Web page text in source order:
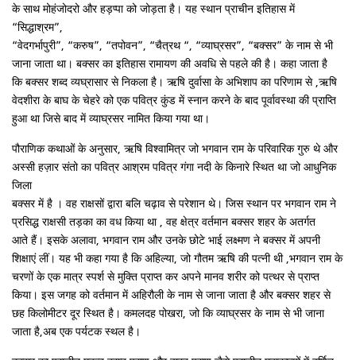
के साथ मोहंजोदरो और हड़प्पा को जोड़ता है। यह स्थान प्राचीन इतिहास में
“सिद्धाश्रम”,
“वेदगर्भापुरी”, “करुष”, “तपोवन”, “चैत्रथ “, “व्याघ्रसर”, “बक्सर” के नाम से भी
जाना जाता था। बक्सर का इतिहास रामायण की अवधि से पहले की है। कहा जाता है
कि बक्सर शब्द व्यघ्रासार से निकला है। ऋषि दुर्वासा के अभिशाप का परिणाम से ,ऋषि
वेदशीरा के बाघ के चेहरे को एक पवित्र कुंड में स्नान करने के बाद पूर्वावस्था की प्राप्ति
हुआ था जिसे बाद में व्याघ्रसर नामित किया गया था।
पौराणिक कथाओं के अनुसार, ऋषि विश्वामित्र जो भगवान राम के परिवारिक गुरु थे और
अस्सी हज़ार संतो का पवित्र आश्रम पवित्र गंगा नदी के किनारे स्थित था जो आधुनिक
जिला
बक्सर में है । वह राक्षसों द्वारा बलि चढ़ाव से परेशान थे। जिस स्थान पर भगवान राम ने
प्रसिद्ध राक्षसी तड़का का वध किया था , वह क्षेत्र वर्तमान बक्सर शहर के अतर्गत
आते हैं। इसके अलावा, भगवान राम और उनके छोटे भाई लक्ष्मण ने बक्सर में अपनी
शिक्षाएं लीं। यह भी कहा गया है कि अहिल्या, जो गौतम ऋषि की पत्नी थी ,भगवान राम के
चरणों के एक मात्र स्पर्श से मुक्ति प्राप्त कर अपने मानव शरीर को पत्थर से प्राप्त
किया। इस जगह को वर्तमान में अहिरौली के नाम से जाना जाता है और बक्सर शहर से
छह किलोमीटर दूर स्थित है। कमलदह पोखरा, जो कि व्याघ्रसर के नाम से भी जाना
जाता है,अब एक पर्यटक स्थल है।